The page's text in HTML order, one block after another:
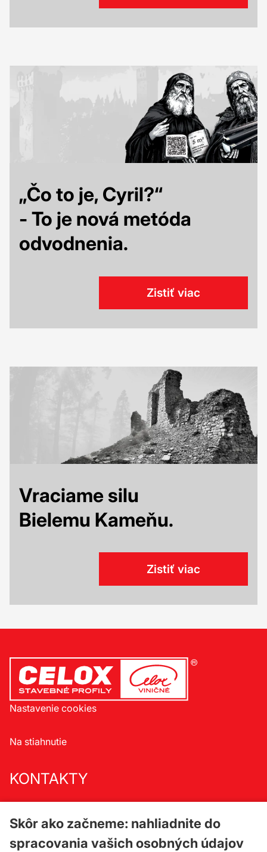
„Čo to je, Cyril?“
- To je nová metóda
odvodnenia.
Zistiť viac
Vraciame silu
Bielemu Kameňu.
Zistiť viac
Nastavenie cookies
Na stiahnutie
KONTAKTY
Celox spol. s r.o.
Družstevná 33/a
Skôr ako začneme: nahliadnite do
spracovania vašich osobných údajov